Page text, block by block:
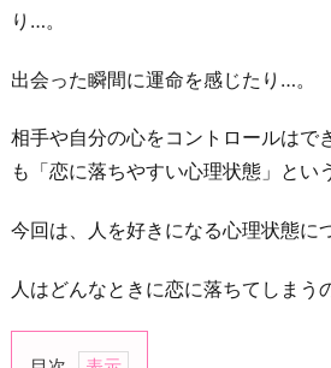
り…。
出会った瞬間に運命を感じたり…。
相手や自分の心をコントロールはで
も「恋に落ちやすい心理状態」とい
今回は、人を好きになる心理状態に
人はどんなときに恋に落ちてしまう